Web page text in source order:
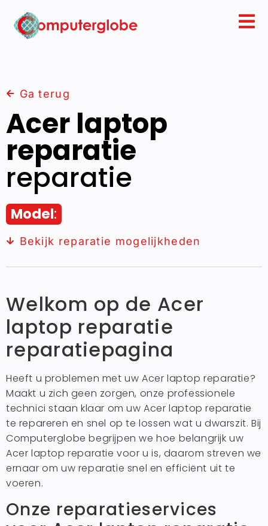
Ga terug
Acer laptop
reparatie
reparatie
Model:
Bekijk reparatie mogelijkheden
Welkom op de Acer
laptop reparatie
reparatiepagina
Heeft u problemen met uw Acer laptop reparatie?
Maakt u zich geen zorgen, onze professionele
technici staan klaar om uw Acer laptop reparatie
te repareren en snel op te lossen wat u dwarszit. Bij
Computerglobe begrijpen we hoe belangrijk uw
Acer laptop reparatie voor u is, daarom streven we
ernaar om uw reparatie snel en efficiënt uit te
voeren.
Onze reparatieservices